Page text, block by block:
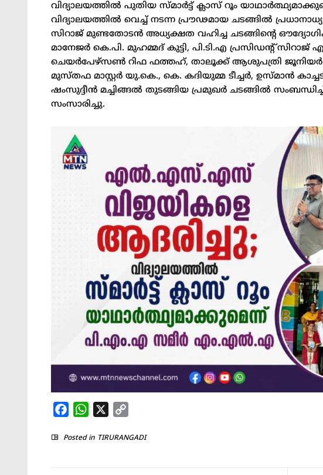
വിദ്യാലയത്തിൽ പുതിയ സ്മാർട്ട് ക്ലാസ് റൂം
വിദ്യാലയത്തിൽ വെച്ച് നടന്ന പ്രൗഢമായ ചടങ്ങിൽ
സിറാജ് മുണ്ടതോടൻ അധ്യക്ഷത വഹിച്ച ചടങ്ങിന്റെ
മാനേജർ കെ.പി. മുഹമ്മദ് കുട്ടി, പി.ടി.എ പ്രസിഡന്റ് സിറാജ്
ചെയർപേഴ്സൺ റിഫ ഫത്തഹ്, താലൂക്ക് ആശുപത്രി ജൂനിയർ
മുസ്തഫ മാസ്റ്റർ യു.കെ., കെ. കദിയുമ്മ ടീച്ചർ, ഉസ്മാൻ
ഷംസുദ്ദീൻ മച്ചിങ്ങൽ തുടങ്ങിയ പ്രമുഖർ ചടങ്ങിൽ
സംസാരിച്ചു.
FacebookWhatsApp
Posted in TIRURANGADI